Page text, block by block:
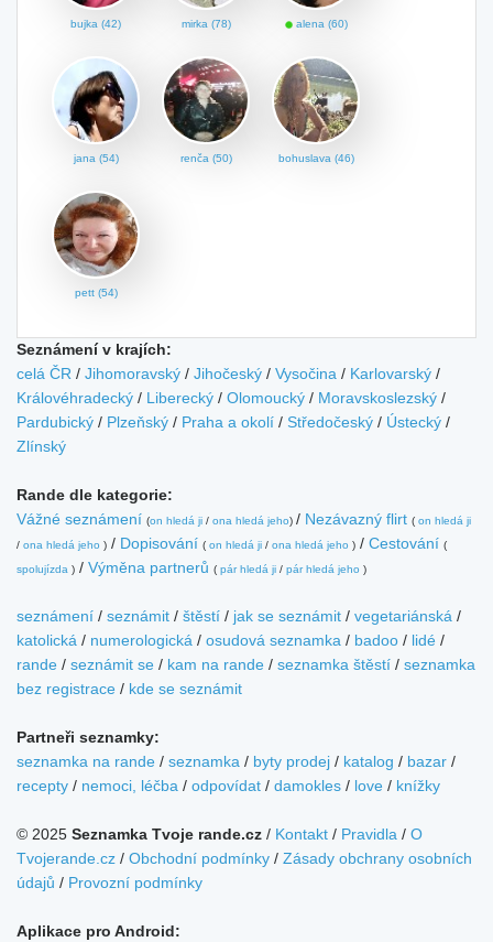
bujka (42) mirka (78) alena (60)
jana (54) renča (50) bohuslava (46)
pett (54)
Seznámení v krajích:
celá ČR / Jihomoravský / Jihočeský / Vysočina / Karlovarský /
Královéhradecký / Liberecký / Olomoucký / Moravskoslezský /
Pardubický / Plzeňský / Praha a okolí / Středočeský / Ústecký /
Zlínský
Rande dle kategorie:
Vážné seznámení (on hledá ji / ona hledá jeho) / Nezávazný flirt ( on hledá ji
/ ona hledá jeho ) / Dopisování ( on hledá ji / ona hledá jeho ) / Cestování (
spolujízda ) / Výměna partnerů ( pár hledá ji / pár hledá jeho )
seznámení / seznámit / štěstí / jak se seznámit / vegetariánská /
katolická / numerologická / osudová seznamka / badoo / lidé /
rande / seznámit se / kam na rande / seznamka štěstí / seznamka
bez registrace / kde se seznámit
Partneři seznamky:
seznamka na rande / seznamka / byty prodej / katalog / bazar /
recepty / nemoci, léčba / odpovídat / damokles / love / knížky
© 2025 Seznamka Tvoje rande.cz / Kontakt / Pravidla / O
Tvojerande.cz / Obchodní podmínky / Zásady obchrany osobních
údajů / Provozní podmínky
Aplikace pro Android: